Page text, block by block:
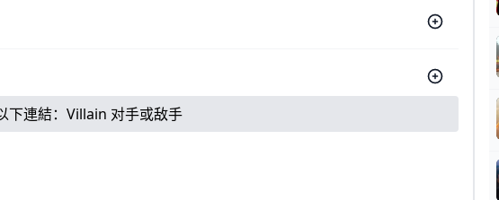
連結： Villain 对手或敌手